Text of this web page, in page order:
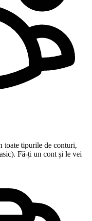
toate tipurile de conturi,
Fă-ți un cont și le vei